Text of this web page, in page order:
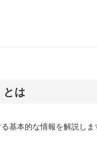
とは
基本的な情報を解説しま